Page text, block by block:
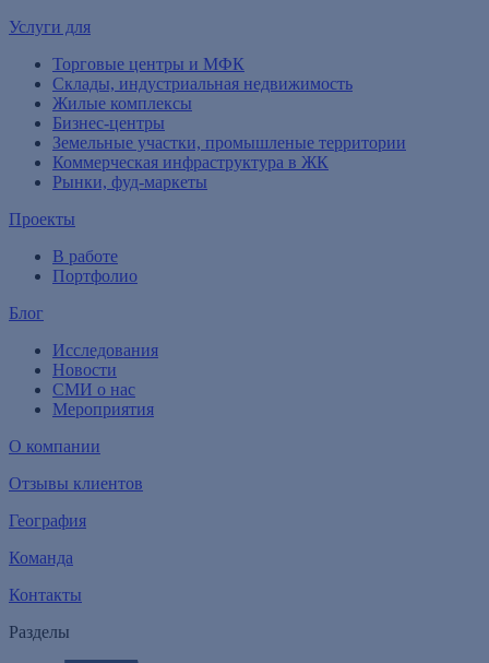
Услуги для
Торговые центры и МФК
Склады, индустриальная недвижимость
Жилые комплексы
Бизнес-центры
Земельные участки, промышленые территории
Коммерческая инфраструктура в ЖК
Рынки, фуд-маркеты
Проекты
В работе
Портфолио
Блог
Исследования
Новости
СМИ о нас
Мероприятия
О компании
Отзывы клиентов
География
Команда
Контакты
Разделы